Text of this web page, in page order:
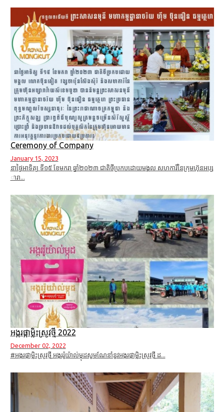
Ceremony of Company
January 15, 2023
នាថ្ងៃអាទិត្យ ទី១៥ ខែមករា ឆ្នាំ២០២៣ ជាតិថីប្រកបដោយមង្គល សហការីនៃក្រុមហ៊ុនអប្ស
ារា...
អង្ករផ្កាម្លិះស្រូវថ្មី 2022
December 02, 2022
#អង្ករផ្កាម្លិះស្រូវថ្មី អង្កររ៉ូយ៉ាល់ម្កុដសូមណែនាំនូវអង្ករផ្កាម្លិះស្រូវថ្មី ដ...